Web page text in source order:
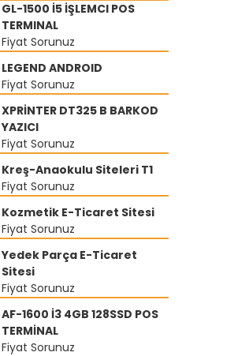
GL-1500 İ5 İŞLEMCI POS
TERMINAL
Fiyat Sorunuz
LEGEND ANDROID
Fiyat Sorunuz
XPRİNTER DT325 B BARKOD
YAZICI
Fiyat Sorunuz
Kreş-Anaokulu Siteleri T1
Fiyat Sorunuz
Kozmetik E-Ticaret Sitesi
Fiyat Sorunuz
Yedek Parça E-Ticaret
Sitesi
Fiyat Sorunuz
AF-1600 İ3 4GB 128SSD POS
TERMİNAL
Fiyat Sorunuz